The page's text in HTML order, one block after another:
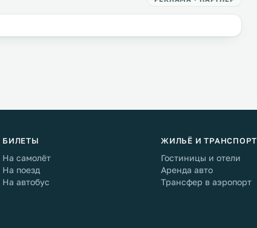
БИЛЕТЫ
На самолёт
На поезд
На автобус
ЖИЛЬЁ И ТРАНСПОРТ
Гостиницы и отели
Аренда авто
Трансфер в аэропорт